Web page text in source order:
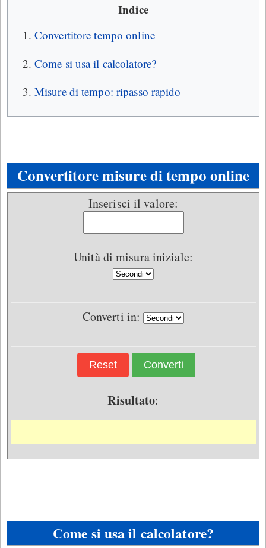
Indice
Convertitore tempo online
Come si usa il calcolatore?
Misure di tempo: ripasso rapido
Convertitore misure di tempo online
Inserisci il valore:
Unità di misura iniziale:
Converti in:
Reset Converti
Risultato:
Come si usa il calcolatore?